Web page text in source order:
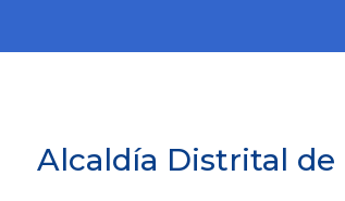
Alcaldía Distrital de